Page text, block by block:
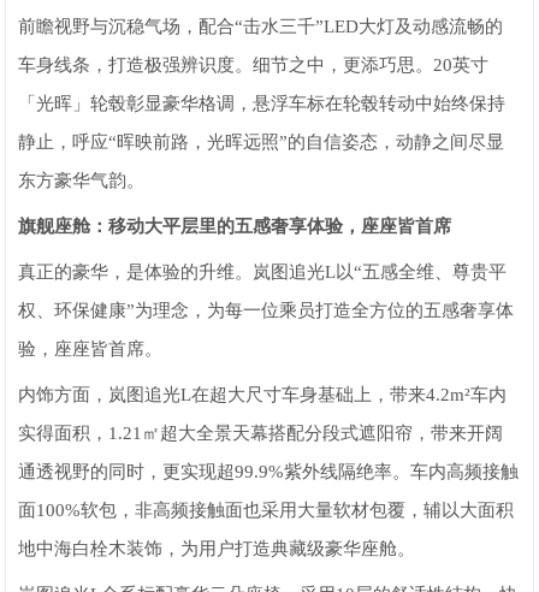
前瞻视野与沉稳气场，配合“击水三千”LED大灯及动感流畅的
车身线条，打造极强辨识度。细节之中，更添巧思。20英寸
「光晖」轮毂彰显豪华格调，悬浮车标在轮毂转动中始终保持
静止，呼应“晖映前路，光晖远照”的自信姿态，动静之间尽显
东方豪华气韵。
旗舰座舱：移动大平层里的五感奢享体验，座座皆首席
真正的豪华，是体验的升维。岚图追光L以“五感全维、尊贵平
权、环保健康”为理念，为每一位乘员打造全方位的五感奢享体
验，座座皆首席。
内饰方面，岚图追光L在超大尺寸车身基础上，带来4.2m²车内
实得面积，1.21㎡超大全景天幕搭配分段式遮阳帘，带来开阔
通透视野的同时，更实现超99.9%紫外线隔绝率。车内高频接触
面100%软包，非高频接触面也采用大量软材包覆，辅以大面积
地中海白栓木装饰，为用户打造典藏级豪华座舱。